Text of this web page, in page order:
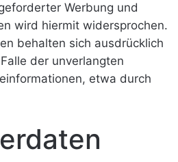
Werbung und
wird hiermit widersprochen.
behalten sich ausdrücklich
der unverlangten
etwa durch